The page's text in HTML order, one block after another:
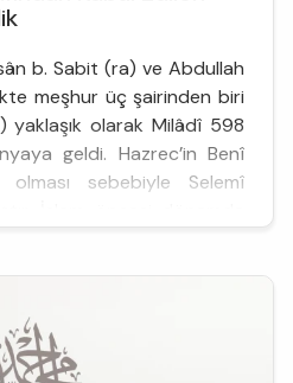
b. Sabit (ra) ve Abdullah
meşhur üç şairinden biri
yaklaşık olarak Milâdî 598
geldi. Hazrec’in Benî
olması sebebiyle Selemî